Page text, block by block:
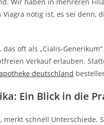
nötig ist, es sei denn,
oft als
Verkauf erlauben.
deutschland
Ein Blick in die
merkt schnell Unterschiede.